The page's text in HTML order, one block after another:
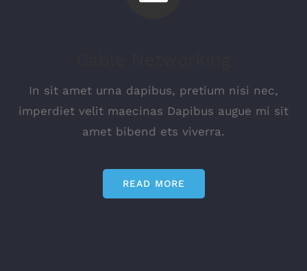
In sit amet urna dapibus, pretium nisi nec,
imperdiet velit maecinas Dapibus augue mi sit
amet bibend ets viverra.
READ MORE